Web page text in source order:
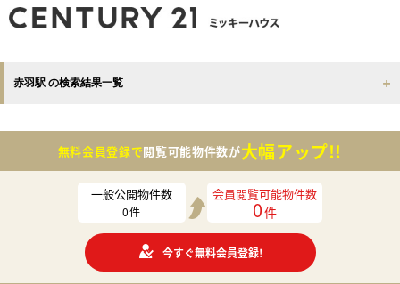
赤羽駅 の検索結果一覧
無料会員登録で閲覧可能物件数が大幅アップ!!
一般公開物件数
0件
会員閲覧可能物件数
0件
今すぐ無料会員登録!